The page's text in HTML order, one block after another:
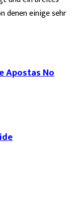
denen einige sehr
Apostas No